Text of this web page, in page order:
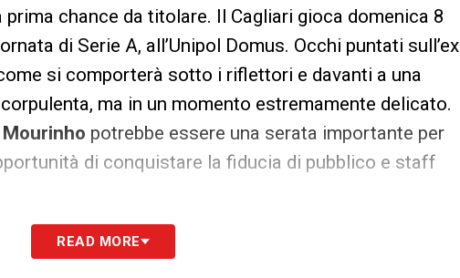
chance da titolare. Il Cagliari gioca domenica 8
di Serie A, all’Unipol Domus. Occhi puntati sull’ex
si comporterà sotto i riflettori e davanti a una
ma in un momento estremamente delicato.
potrebbe essere una serata importante per
di conquistare la fiducia di pubblico e staff
NEWSREAD MORE